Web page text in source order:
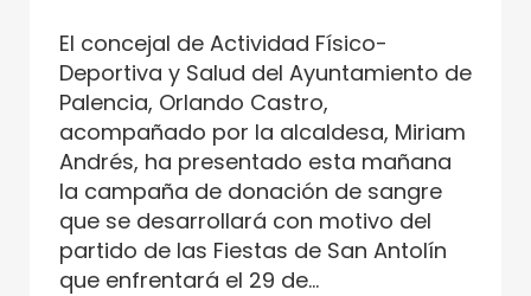
El concejal de Actividad Físico-
Deportiva y Salud del Ayuntamiento de
Palencia, Orlando Castro,
acompañado por la alcaldesa, Miriam
Andrés, ha presentado esta mañana
la campaña de donación de sangre
que se desarrollará con motivo del
partido de las Fiestas de San Antolín
que enfrentará el 29 de...